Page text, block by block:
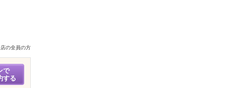
の全員の方
で
する